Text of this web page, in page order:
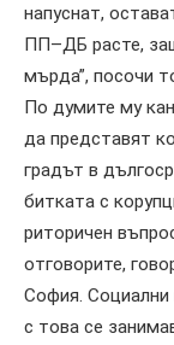
напуснат,
ПП–ДБ расте,
мърда”, посочи
По думите му
да представят
градът в
битката с
риторичен
отговорите,
София. Социални
с това се